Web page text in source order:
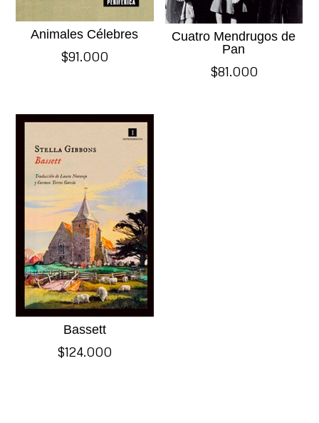
Animales Célebres
$91.000
Cuatro Mendrugos de
Pan
$81.000
Bassett
$124.000